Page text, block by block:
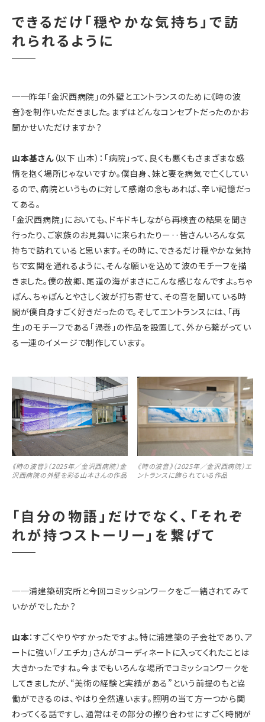
できるだけ「穏やかな気持ち」で訪
れられるように
──昨年「金沢西病院」の外壁とエントランスのために《時の波
⾳》を制作いただきました。まずはどんなコンセプトだったのかお
聞かせいただけますか？
山本基さん（以下 山本）：「病院」って、良くも悪くもさまざまな感
情を抱く場所じゃないですか。僕自身、妹と妻を病気で亡くしてい
るので、病院というものに対して感謝の念もあれば、辛い記憶だっ
てある。
「金沢西病院」においても、ドキドキしながら再検査の結果を聞き
行ったり、ご家族のお見舞いに来られたりー‥皆さんいろんな気
持ちで訪れていると思います。その時に、できるだけ穏やかな気持
ちで玄関を通れるように、そんな願いを込めて波のモチーフを描
きました。僕の故郷、尾道の海がまさにこんな感じなんですよ。ちゃ
ぽん、ちゃぽんとやさしく波が打ち寄せて、その音を聞いている時
間が僕自身すごく好きだったので。そしてエントランスには、「再
生」のモチーフである「渦巻」の作品を設置して、外から繋がってい
る一連のイメージで制作しています。
《時の波⾳》（2025年／金沢西病院）金
沢西病院の外壁を彩る山本さんの作品
《時の波⾳》（2025年／金沢西病院）エ
ントランスに飾られている作品
「自分の物語」だけでなく、「それぞ
れが持つストーリー」を繋げて
──浦建築研究所と今回コミッションワークをご一緒されてみて
いかがでしたか？
山本：すごくやりやすかったですよ。特に浦建築の子会社であり、ア
ートに強い「ノエチカ」さんがコーディネートに入ってくれたことは
大きかったですね。今までもいろんな場所でコミッションワークを
してきましたが、“美術の経験と実績がある”という前提のもと協
働ができるのは、やはり全然違います。照明の当て方一つから関
わってくる話ですし、通常はその部分の擦り合わせにすごく時間が